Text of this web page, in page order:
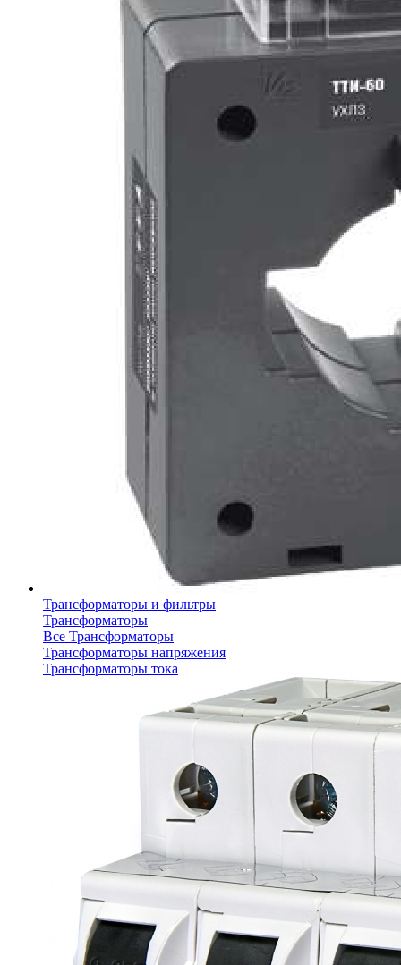
Трансформаторы и фильтры
Трансформаторы
Все Трансформаторы
Трансформаторы напряжения
Трансформаторы тока